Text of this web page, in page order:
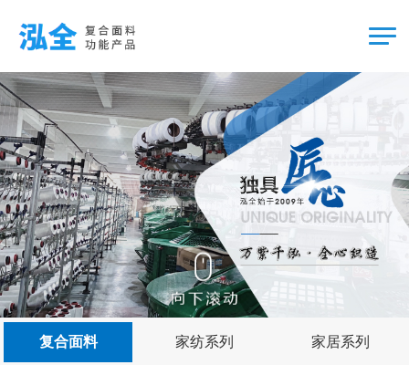
复合面料 家纺系列 家居系列